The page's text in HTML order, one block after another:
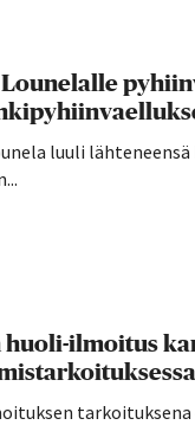
luuli
ilmoitus
tarkoituksena